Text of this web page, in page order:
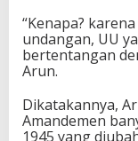
“Kenapa?
undangan, UU
bertentangan
Arun.
Dikatakannya,
Amandemen
1945 yang